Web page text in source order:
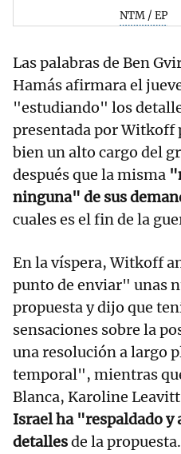
NTM / EP
Las palabras de Ben
Hamás afirmara el
"estudiando" los
presentada por Witkoff
bien un alto cargo del
después que la misma
ninguna" de sus
cuales es el fin de la
En la víspera, Witkoff
punto de enviar" unas
propuesta y dijo que
sensaciones sobre la
una resolución a largo
temporal", mientras
Blanca, Karoline
Israel ha "respaldado y
detallesde la propuesta.